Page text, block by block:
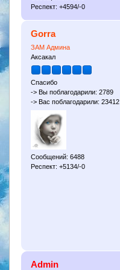
Респект: +4594/-0
Gorra
ЗАМ Админа
Аксакал
Спасибо
-> Вы поблагодарили: 2789
-> Вас поблагодарили: 23412
Сообщений: 6488
Респект: +5134/-0
Admin